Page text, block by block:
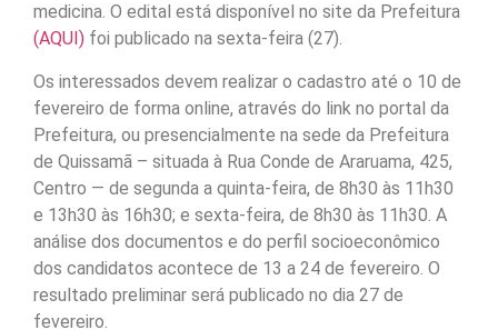
medicina. O edital está disponível no site da Prefeitura
(AQUI) foi publicado na sexta-feira (27).
Os interessados devem realizar o cadastro até o 10 de
fevereiro de forma online, através do link no portal da
Prefeitura, ou presencialmente na sede da Prefeitura
de Quissamã – situada à Rua Conde de Araruama, 425,
Centro — de segunda a quinta-feira, de 8h30 às 11h30
e 13h30 às 16h30; e sexta-feira, de 8h30 às 11h30. A
análise dos documentos e do perfil socioeconômico
dos candidatos acontece de 13 a 24 de fevereiro. O
resultado preliminar será publicado no dia 27 de
fevereiro.